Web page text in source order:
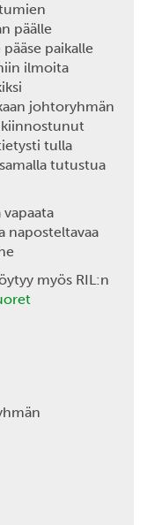
päälle
paikalle
ilmoita
johtoryhmän
kiinnostunut
tulla
tutustua
naposteltavaa
myös RIL:n